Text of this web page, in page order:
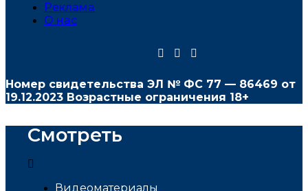
Реклама
О нас
Номер свидетельства ЭЛ № ФС 77 — 86469 от
19.12.2023 Возрастные ограничения 18+
Смотреть
Видеоматериалы